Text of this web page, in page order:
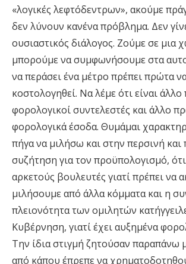
«λογικές λεφτόδεντρων», ακούμε
δεν λύνουν κανένα πρόβλημα. Δεν
ουσιαστικός διάλογος. Ζούμε σε μια
μπορούμε να συμφωνήσουμε στα
να περάσει ένα μέτρο πρέπει πρώτα
κοστολογηθεί. Να λέμε ότι είναι
φορολογικοί συντελεστές και άλλο
φορολογικά έσοδα. Θυμάμαι
πήγα να μιλήσω και στην περσινή και
συζήτηση για τον προϋπολογισμό,
αρκετούς βουλευτές γιατί πρέπει να
μιλήσουμε από άλλα κόμματα και η
πλειονότητα των ομιλητών
Κυβέρνηση, γιατί έχει αυξημένα
Την ίδια στιγμή ζητούσαν παραπάνω
από κάπου έπρεπε να